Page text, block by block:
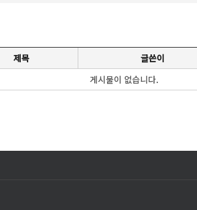
제목 글쓴이
게시물이 없습니다.